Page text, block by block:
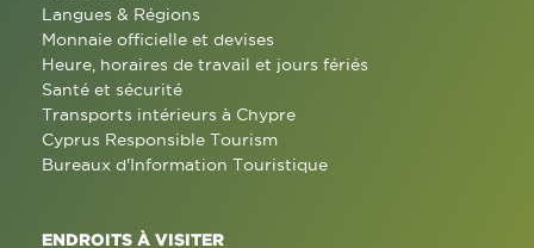
Langues & Régions
Monnaie officielle et devises
Heure, horaires de travail et jours fériés
Santé et sécurité
Transports intérieurs à Chypre
Cyprus Responsible Tourism
Bureaux d'Information Touristique
ENDROITS À VISITER